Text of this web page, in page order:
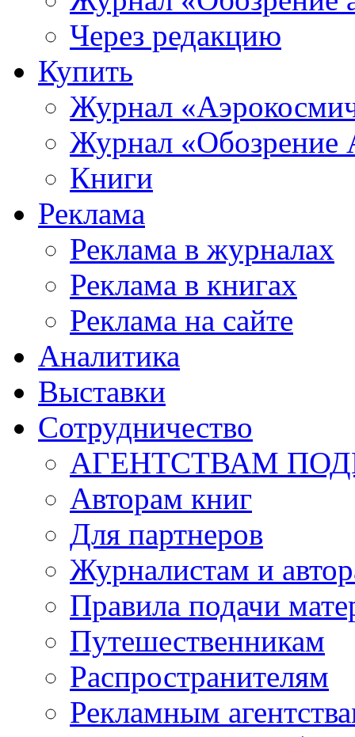
Через редакцию
Купить
Журнал
Журнал «Обозрение
Книги
Реклама
Реклама в журналах
Реклама в книгах
Реклама на сайте
Аналитика
Выставки
Сотрудничество
АГЕНТСТВАМ
Авторам книг
Для партнеров
Журналистам и
Правила подачи
Путешественникам
Распространителям
Рекламным